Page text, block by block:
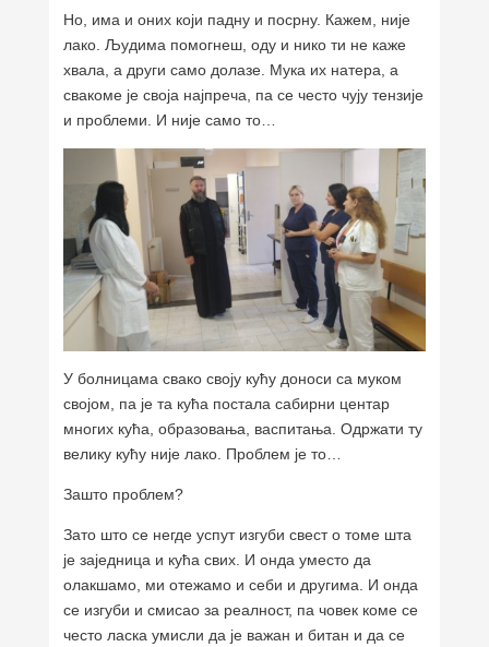
Но, има и оних који падну и посрну. Кажем, није
лако. Људима помогнеш, оду и нико ти не каже
хвала, а други само долазе. Мука их натера, а
свакоме је своја најпреча, па се често чују тензије
и проблеми. И није само то…
У болницама свако своју кућу доноси са муком
својом, па је та кућа постала сабирни центар
многих кућа, образовања, васпитања. Одржати ту
велику кућу није лако. Проблем је то…
Зашто проблем?
Зато што се негде успут изгуби свест о томе шта
је заједница и кућа свих. И онда уместо да
олакшамо, ми отежамо и себи и другима. И онда
се изгуби и смисао за реалност, па човек коме се
често ласка умисли да је важан и битан и да се